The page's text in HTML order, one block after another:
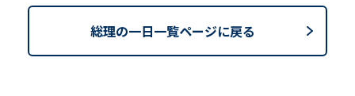
総理の一日一覧ページに戻る